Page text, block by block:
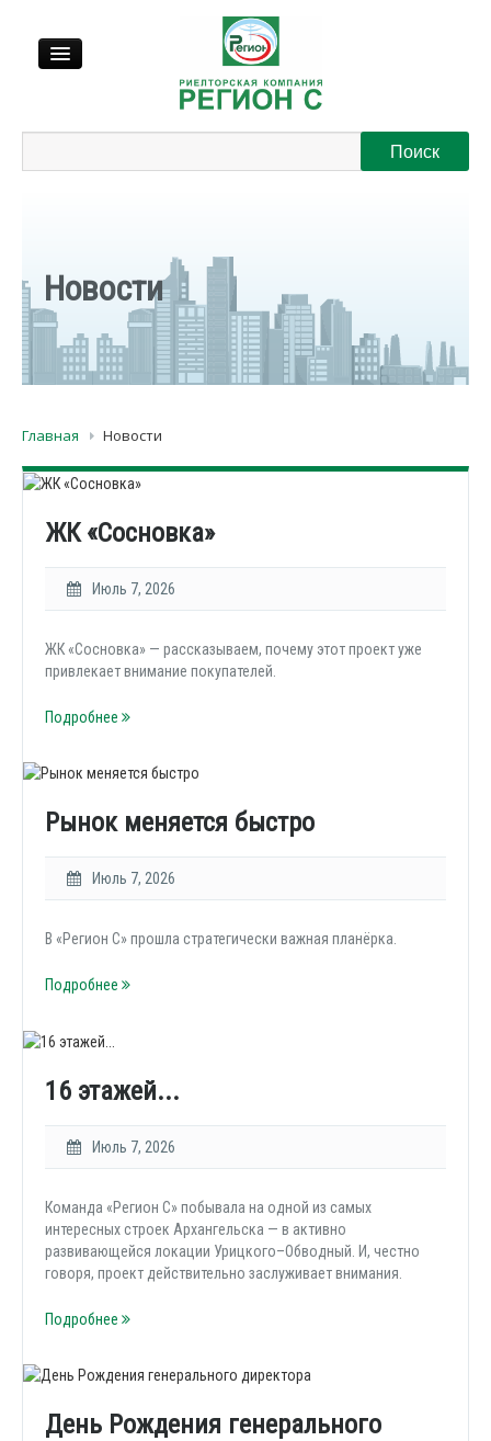
Регионы
Новости
Главная Новости
ЖК «Сосновка»
Июль 7, 2026
ЖК «Сосновка» — рассказываем, почему этот проект уже
привлекает внимание покупателей.
Подробнее
Рынок меняется быстро
Июль 7, 2026
В «Регион С» прошла стратегически важная планёрка.
Подробнее
16 этажей...
Июль 7, 2026
Команда «Регион С» побывала на одной из самых
интересных строек Архангельска — в активно
развивающейся локации Урицкого–Обводный. И, честно
говоря, проект действительно заслуживает внимания.
Подробнее
День Рождения генерального